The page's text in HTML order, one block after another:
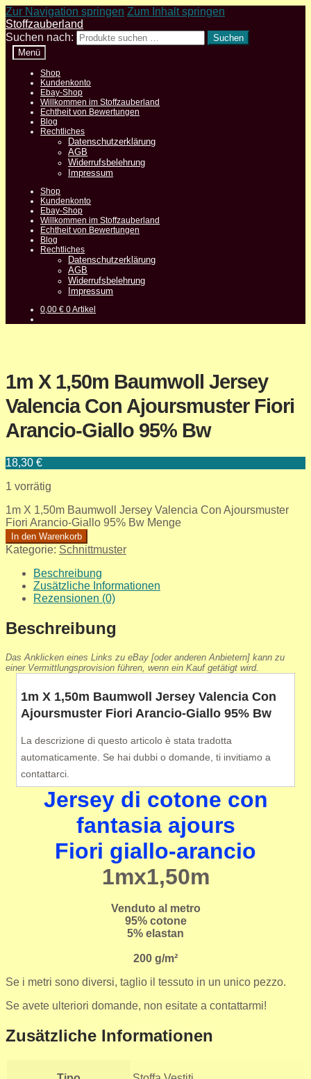
Zur Navigation springen Zum Inhalt springen
Stoffzauberland
Suchen nach:
Suchen
Menü
Shop
Kundenkonto
Ebay-Shop
Willkommen im Stoffzauberland
Echtheit von Bewertungen
Blog
Rechtliches
Datenschutzerklärung
AGB
Widerrufsbelehrung
Impressum
Shop
Kundenkonto
Ebay-Shop
Willkommen im Stoffzauberland
Echtheit von Bewertungen
Blog
Rechtliches
Datenschutzerklärung
AGB
Widerrufsbelehrung
Impressum
0,00€ 0 Artikel
1m X 1,50m Baumwoll Jersey
Valencia Con Ajoursmuster Fiori
Arancio-Giallo 95% Bw
18,30 €
1 vorrätig
1m X 1,50m Baumwoll Jersey Valencia Con Ajoursmuster
Fiori Arancio-Giallo 95% Bw Menge
In den Warenkorb
Kategorie: Schnittmuster
Beschreibung
Zusätzliche Informationen
Rezensionen (0)
Beschreibung
Das Anklicken eines Links zu eBay [oder anderen Anbietern] kann zu
einer Vermittlungsprovision führen, wenn ein Kauf getätigt wird.
1m X 1,50m Baumwoll Jersey Valencia Con
Ajoursmuster Fiori Arancio-Giallo 95% Bw
La descrizione di questo articolo è stata tradotta
automaticamente. Se hai dubbi o domande, ti invitiamo a
contattarci.
Jersey di cotone con
fantasia ajours
Fiori giallo-arancio
1mx1,50m
Venduto al metro
95% cotone
5% elastan
200 g/m²
Se i metri sono diversi, taglio il tessuto in un unico pezzo.
Se avete ulteriori domande, non esitate a contattarmi!
Zusätzliche Informationen